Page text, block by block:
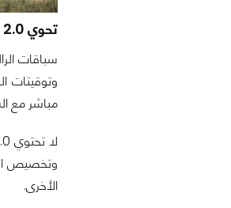
تحوي Dirt Rally 2.0 نوعين رئيسيين من السباقات هما:
سباقات
مباشر مع
الأخرى.